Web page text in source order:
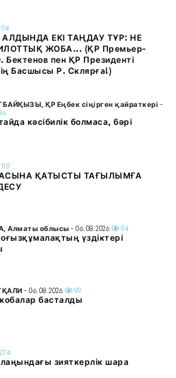
94
АЛДЫНДА ЕКІ ТАҢДАУ ТҰР: НЕ
ЖОБА... (ҚР Премьер-
Бектенов пен ҚР Президенті
Басшысы Р. Склярға!)
ҚР Еңбек сіңірген қайраткері -
кәсібилік болмаса, бәрі
119
ҚАТЫСТЫ ТАҒЫЛЫМҒА
Алматы облысы - 06.08.2026 94
үздіктері
- 06.08.2026 99
басталды
зияткерлік шара